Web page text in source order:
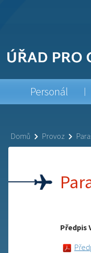
Personál
Domů Provoz
Předpis